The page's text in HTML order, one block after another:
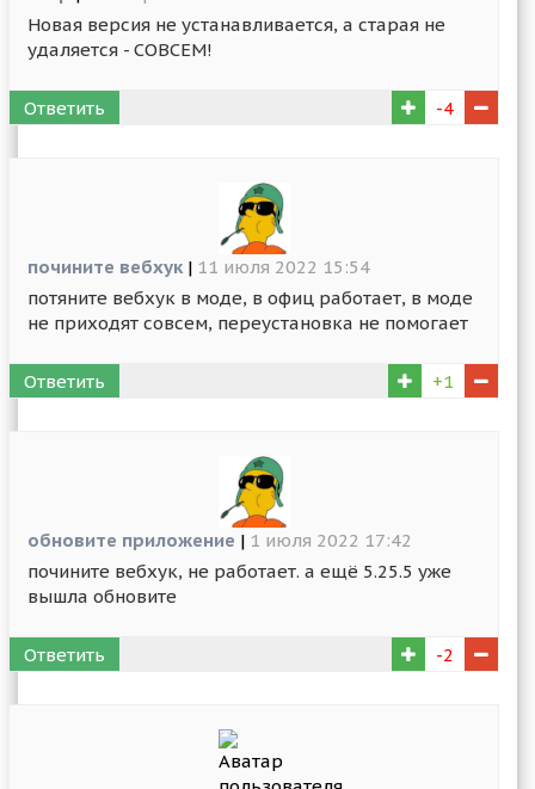
Новая версия не устанавливается, а старая не
удаляется - СОВСЕМ!
Ответить -4
почините вебхук | 11 июля 2022 15:54
потяните вебхук в моде, в офиц работает, в моде
не приходят совсем, переустановка не помогает
Ответить +1
обновите приложение | 1 июля 2022 17:42
почините вебхук, не работает. а ещё 5.25.5 уже
вышла обновите
Ответить -2